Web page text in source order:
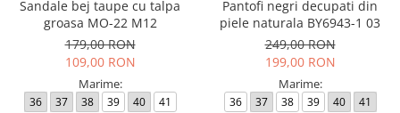
Sandale bej taupe cu talpa
groasa MO-22 M12
179,00 RON
109,00 RON
Marime:
36 37 38 39 40 41
Pantofi negri decupati din
piele naturala BY6943-1 03
249,00 RON
199,00 RON
Marime:
36 37 38 39 40 41